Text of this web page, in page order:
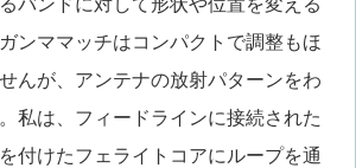
バンドに対して形状や位置を変える
ンママッチはコンパクトで調整もほ
んが、アンテナの放射パターンをわ
私は、フィードラインに接続された
付けたフェライトコアにループを通